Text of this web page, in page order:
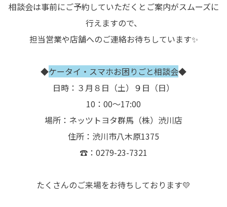
相談会は事前にご予約していただくとご案内がスムーズに
行えますので、
担当営業や店舗へのご連絡お待ちしています✨
◆ケータイ・スマホお困りごと相談会◆
日時：３月８日（土）９日（日）
10：00～17:00
場所：ネッツトヨタ群馬（株）渋川店
住所：渋川市八木原1375
☎：0279-23-7321
たくさんのご来場をお待ちしております💛